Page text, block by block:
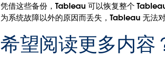
凭借这些备份，Tableau 可以恢复整个
为系统故障以外的原因而丢失，Tableau 无法对
希望阅读更多内容